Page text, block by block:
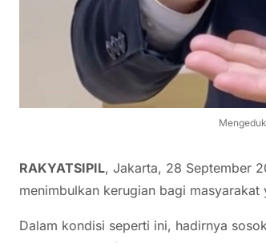
RAKYATSIPIL, Jakarta, 28 September
menimbulkan kerugian bagi masyarakat
Dalam kondisi seperti ini, hadirnya